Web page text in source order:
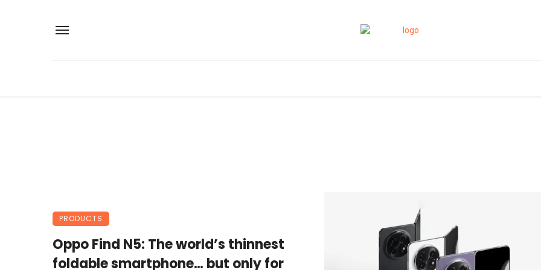
PRODUCTS
Oppo Find N5: The world’s thinnest
foldable smartphone… but only for